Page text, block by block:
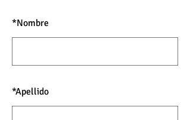
*Nombre
*Apellido